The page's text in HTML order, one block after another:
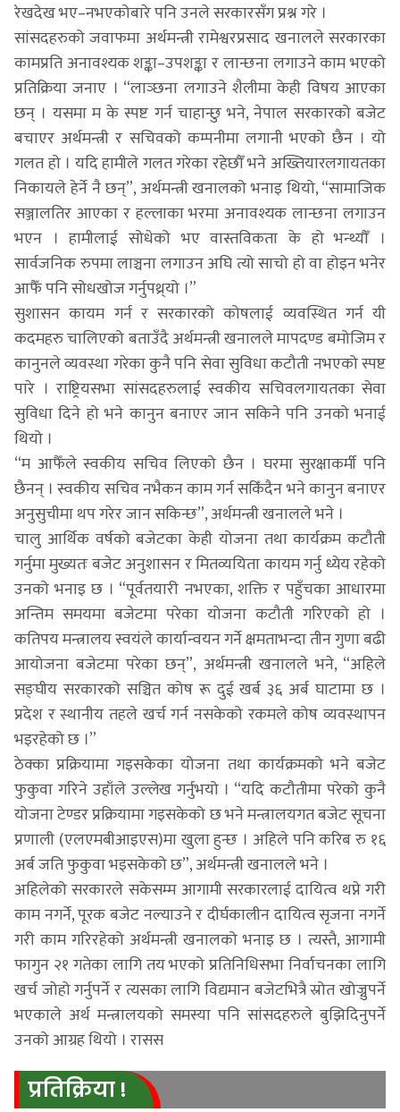
रेखदेख भए–नभएकोबारे पनि उनले सरकारसँग प्रश्न गरे ।
सांसदहरुको जवाफमा अर्थमन्त्री रामेश्वरप्रसाद खनालले सरकारका
कामप्रति अनावश्यक शङ्का–उपशङ्का र लान्छना लगाउने काम भएको
प्रतिक्रिया जनाए । “लाञ्छना लगाउने शैलीमा केही विषय आएका
छन् । यसमा म के स्पष्ट गर्न चाहान्छु भने, नेपाल सरकारको बजेट
बचाएर अर्थमन्त्री र सचिवको कम्पनीमा लगानी भएको छैन । यो
गलत हो । यदि हामीले गलत गरेका रहेछौँ भने अख्तियारलगायतका
निकायले हेर्ने नै छन्”, अर्थमन्त्री खनालको भनाइ थियो, “सामाजिक
सञ्जालतिर आएका र हल्लाका भरमा अनावश्यक लान्छना लगाउन
भएन । हामीलाई सोधेको भए वास्तविकता के हो भन्थ्यौँ ।
सार्वजनिक रुपमा लाञ्चना लगाउन अघि त्यो साचो हो वा होइन भनेर
आफैँ पनि सोधखोज गर्नुपथ्र्यो ।”
सुशासन कायम गर्न र सरकारको कोषलाई व्यवस्थित गर्न यी
कदमहरु चालिएको बताउँदै अर्थमन्त्री खनालले मापदण्ड बमोजिम र
कानुनले व्यवस्था गरेका कुनै पनि सेवा सुविधा कटौती नभएको स्पष्ट
पारे । राष्ट्रियसभा सांसदहरुलाई स्वकीय सचिवलगायतका सेवा
सुविधा दिने हो भने कानुन बनाएर जान सकिने पनि उनको भनाई
थियो ।
“म आफैँले स्वकीय सचिव लिएको छैन । घरमा सुरक्षाकर्मी पनि
छैनन् । स्वकीय सचिव नभैकन काम गर्न सकिँदैन भने कानुन बनाएर
अनुसुचीमा थप गरेर जान सकिन्छ”, अर्थमन्त्री खनालले भने ।
चालु आर्थिक वर्षको बजेटका केही योजना तथा कार्यक्रम कटौती
गर्नुमा मुख्यतः बजेट अनुशासन र मितव्ययिता कायम गर्नु ध्येय रहेको
उनको भनाइ छ । “पूर्वतयारी नभएका, शक्ति र पहुँचका आधारमा
अन्तिम समयमा बजेटमा परेका योजना कटौती गरिएको हो ।
कतिपय मन्त्रालय स्वयंले कार्यान्वयन गर्ने क्षमताभन्दा तीन गुणा बढी
आयोजना बजेटमा परेका छन्”, अर्थमन्त्री खनालले भने, “अहिले
सङ्घीय सरकारको सञ्चित कोष रू दुई खर्ब ३६ अर्ब घाटामा छ ।
प्रदेश र स्थानीय तहले खर्च गर्न नसकेको रकमले कोष व्यवस्थापन
भइरहेको छ ।”
ठेक्का प्रक्रियामा गइसकेका योजना तथा कार्यक्रमको भने बजेट
फुकुवा गरिने उहाँले उल्लेख गर्नुभयो । “यदि कटौतीमा परेको कुनै
योजना टेण्डर प्रक्रियामा गइसकेको छ भने मन्त्रालयगत बजेट सूचना
प्रणाली (एलएमबीआइएस)मा खुला हुन्छ । अहिले पनि करिब रु १६
अर्ब जति फुकुवा भइसकेको छ”, अर्थमन्त्री खनालले भने ।
अहिलेको सरकारले सकेसम्म आगामी सरकारलाई दायित्व थप्ने गरी
काम नगर्ने, पूरक बजेट नल्याउने र दीर्घकालीन दायित्व सृजना नगर्ने
गरी काम गरिरहेको अर्थमन्त्री खनालको भनाइ छ । त्यस्तै, आगामी
फागुन २१ गतेका लागि तय भएको प्रतिनिधिसभा निर्वाचनका लागि
खर्च जोहो गर्नुपर्ने र त्यसका लागि विद्यमान बजेटभित्रै स्रोत खोज्नुपर्ने
भएकाले अर्थ मन्त्रालयको समस्या पनि सांसदहरुले बुझिदिनुपर्ने
उनको आग्रह थियो । रासस
प्रतिक्रिया !